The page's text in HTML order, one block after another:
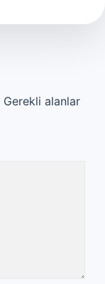
Gerekli alanlar